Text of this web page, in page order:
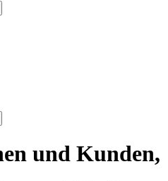
und Kunden,